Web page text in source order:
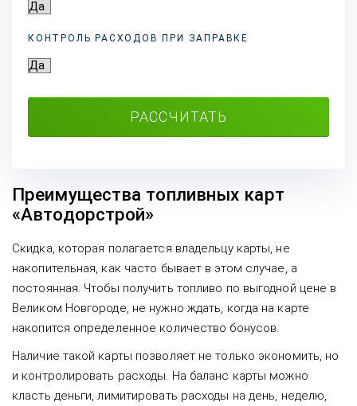
КОНТРОЛЬ РАСХОДОВ ПРИ ЗАПРАВКЕ
РАССЧИТАТЬ
Преимущества топливных карт
«Автодорстрой»
Скидка, которая полагается владельцу карты, не
накопительная, как часто бывает в этом случае, а
постоянная. Чтобы получить топливо по выгодной цене в
Великом Новгороде, не нужно ждать, когда на карте
накопится определенное количество бонусов.
Наличие такой карты позволяет не только экономить, но
и контролировать расходы. На баланс карты можно
класть деньги, лимитировать расходы на день, неделю,